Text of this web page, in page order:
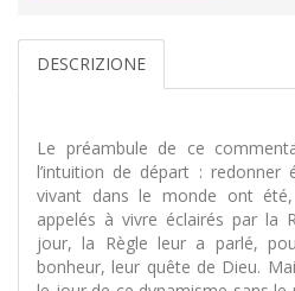
DESCRIZIONE
Le préambule de ce
l’intuition de départ :
vivant dans le monde ont
appelés à vivre éclairés par la
jour, la Règle leur a parlé,
bonheur, leur quête de Dieu.